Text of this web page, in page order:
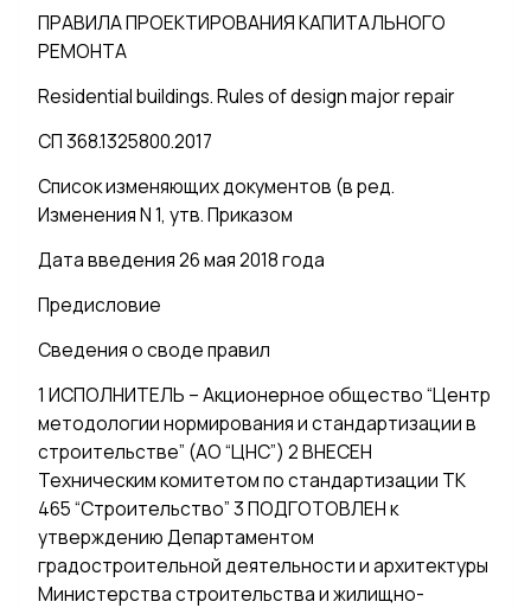
ПРАВИЛА ПРОЕКТИРОВАНИЯ КАПИТАЛЬНОГО
РЕМОНТА
Residential buildings. Rules of design major repair
СП 368.1325800.2017
Список изменяющих документов (в ред.
Изменения N 1, утв. Приказом
Дата введения 26 мая 2018 года
Предисловие
Сведения о своде правил
1 ИСПОЛНИТЕЛЬ – Акционерное общество “Центр
методологии нормирования и стандартизации в
строительстве” (АО “ЦНС”) 2 ВНЕСЕН
Техническим комитетом по стандартизации ТК
465 “Строительство” 3 ПОДГОТОВЛЕН к
утверждению Департаментом
градостроительной деятельности и архитектуры
Министерства строительства и жилищно-